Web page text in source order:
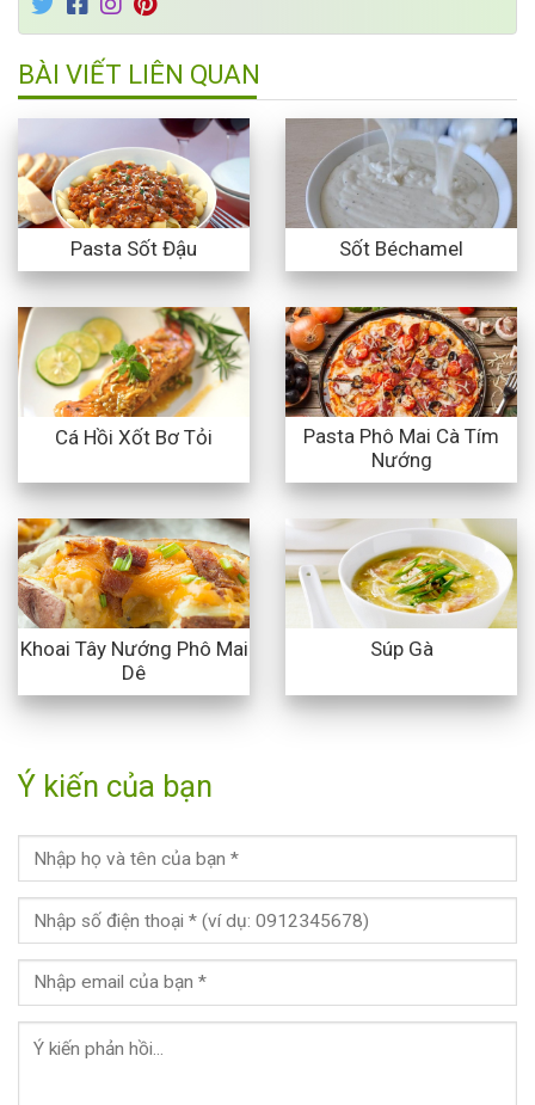
BÀI VIẾT LIÊN QUAN
Pasta Sốt Đậu Sốt Béchamel
Cá Hồi Xốt Bơ Tỏi
Pasta Phô Mai Cà Tím
Nướng
Khoai Tây Nướng Phô Mai
Dê
Súp Gà
Ý kiến của bạn